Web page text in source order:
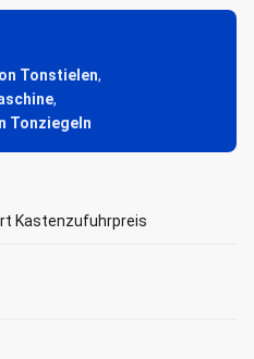
Tonstielen,
,
Tonziegeln
Kastenzufuhrpreis